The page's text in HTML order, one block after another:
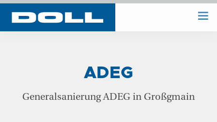
ADEG
Generalsanierung ADEG in Großgmain